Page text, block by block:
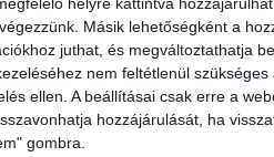
Másik lehetőségként a
juthat, és megváltoztathatja
nem feltétlenül
ellen. A beállításai csak erre a
hozzájárulását, ha
gombra.
hívták a 112-es
műanyag palackot is
Rendőr-